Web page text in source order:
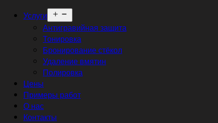
Услуги
меню
Антигравийная защита
Тонировка
Бронирование стёкол
Удаление вмятин
Полировка
Цены
Примеры работ
О нас
Контакты